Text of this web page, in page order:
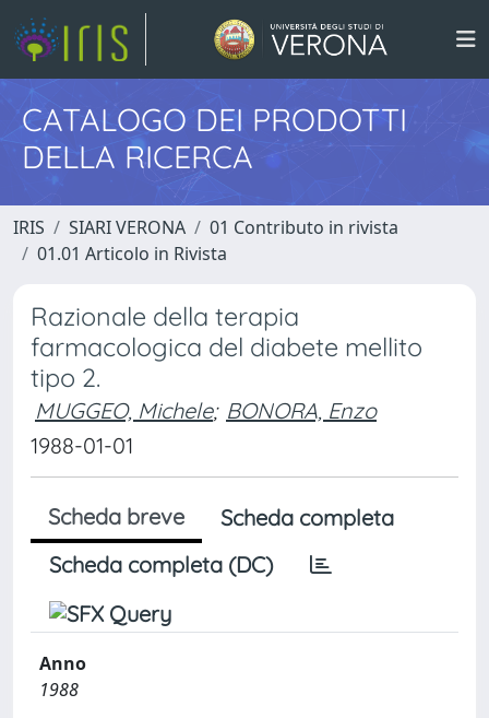
CATALOGO DEI PRODOTTI
DELLA RICERCA
IRIS SIARI VERONA
01 Contributo in rivista
01.01 Articolo in Rivista
Razionale della terapia
farmacologica del diabete mellito
tipo 2.
MUGGEO, Michele; BONORA, Enzo
1988-01-01
Scheda breve
Scheda completa
Scheda completa (DC)
Anno
1988